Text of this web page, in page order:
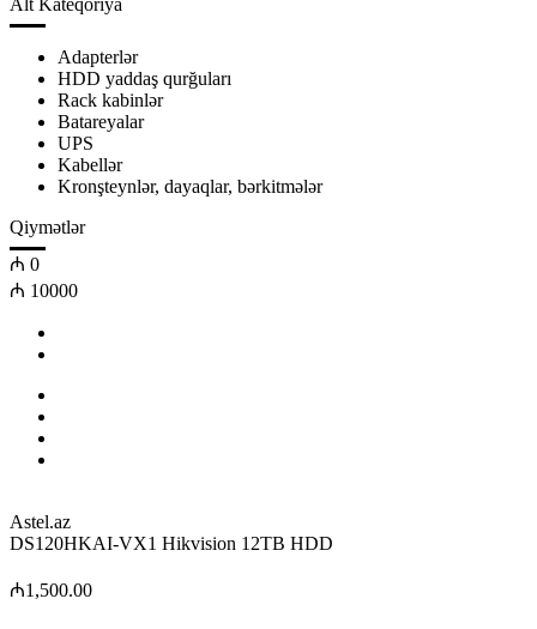
Alt Kateqoriya
Adapterlər
HDD yaddaş qurğuları
Rack kabinlər
Batareyalar
UPS
Kabellər
Kronşteynlər, dayaqlar, bərkitmələr
Qiymətlər
₼ 0
₼ 10000
Astel.az
DS120HKAI-VX1 Hikvision 12TB HDD
₼1,500.00